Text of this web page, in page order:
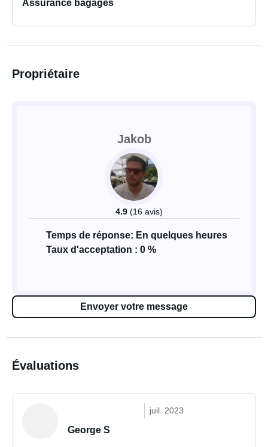
Assurance bagages
Propriétaire
Jakob
4.9 (16 avis)
Temps de réponse: En quelques heures
Taux d'acceptation : 0 %
Envoyer votre message
Évaluations
juil. 2023
George S